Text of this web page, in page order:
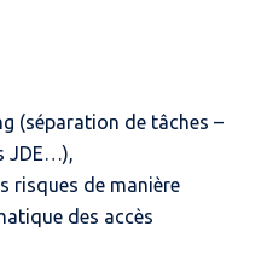
(séparation de tâches –
JDE…),
risques de manière
des accès